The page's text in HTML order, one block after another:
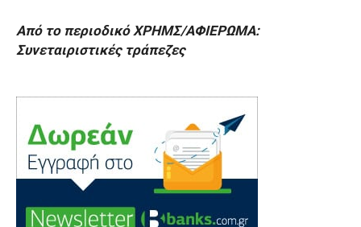
Από το περιοδικό ΧΡΗΜΣ/ΑΦΙΕΡΩΜΑ:
Συνεταιριστικές τράπεζες